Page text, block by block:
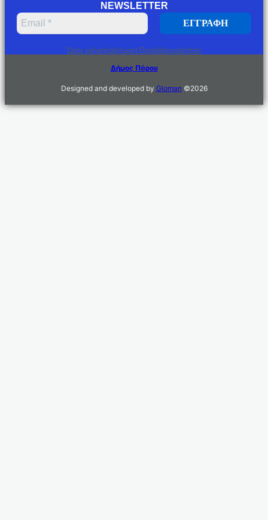
NEWSLETTER
Όροι χρήσηςΔήλωση Προσβασιμότητας
Δήμος Πάρου
Designed and developed by Gloman ©2026